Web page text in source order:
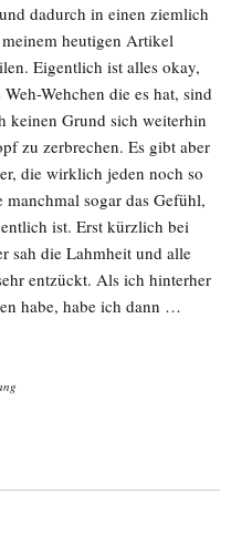
dadurch in einen ziemlich
heutigen Artikel
Eigentlich ist alles okay,
Wehchen die es hat, sind
keinen Grund sich weiterhin
zu zerbrechen. Es gibt aber
die wirklich jeden noch so
sogar das Gefühl,
ist. Erst kürzlich bei
sah die Lahmheit und alle
entzückt. Als ich hinterher
habe, habe ich dann …